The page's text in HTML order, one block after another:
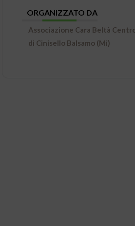
ORGANIZZATO DA
Associazione Cara Beltà
di Cinisello Balsamo (Mi)